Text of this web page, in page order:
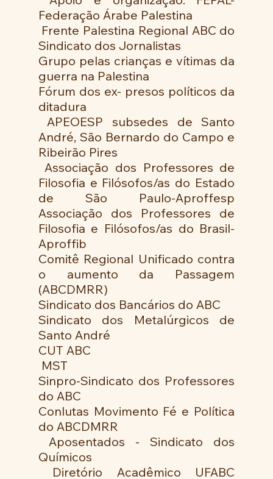
Federação Árabe Palestina
Sindicato dos Jornalistas
Grupo pelas crianças e vítimas da
guerra na Palestina
Fórum dos ex- presos políticos da
ditadura
APEOESP subsedes de Santo
André, São Bernardo do Campo e
Ribeirão Pires
Associação dos Professores de
Filosofia e Filósofos/as do Estado
de São Paulo-Aproffesp
Associação dos Professores de
Filosofia e Filósofos/as do Brasil-
Aproffib
Comitê Regional Unificado contra
o aumento da Passagem
(ABCDMRR)
Sindicato dos Bancários do ABC
Sindicato dos Metalúrgicos de
Santo André
CUT ABC
MST
Sinpro-Sindicato dos Professores
do ABC
Conlutas Movimento Fé e Política
do ABCDMRR
Químicos